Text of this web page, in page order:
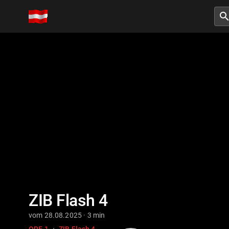
ZIB Flash 4
vom 28.08.2025 · 3 min